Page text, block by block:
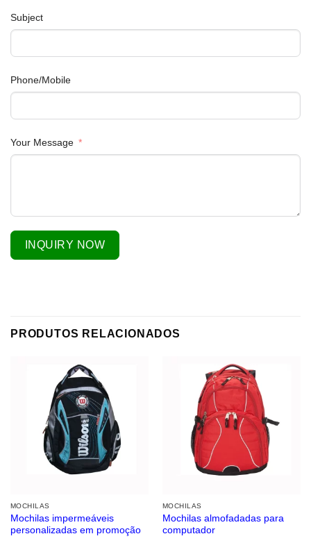
Subject
Phone/Mobile
Your Message
INQUIRY NOW
PRODUTOS RELACIONADOS
MOCHILAS
Mochilas impermeáveis ​​
personalizadas em promoção
MOCHILAS
Mochilas almofadadas para
computador